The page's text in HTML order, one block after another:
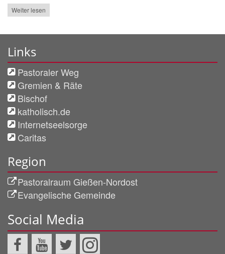
Weiter lesen
Links
Pastoraler Weg
Gremien & Räte
Bischof
katholisch.de
Internetseelsorge
Caritas
Region
Pastoralraum Gießen-Nordost
Evangelische Gemeinde
Social Media